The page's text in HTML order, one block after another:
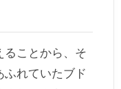
ことから、そ
れていたブド